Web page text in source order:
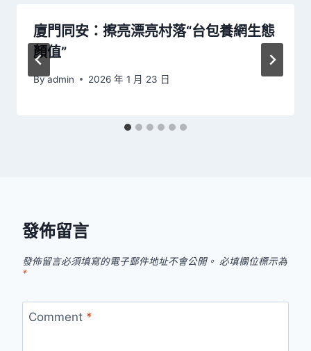
廈門同安：擦亮漂亮村落“台包養網生態
顏值”
Byadmin 2026 年 1 月 23 日
發佈留言
發佈留言必須填寫的電子郵件地址不會公開。 必填欄位標示為
*
Comment *